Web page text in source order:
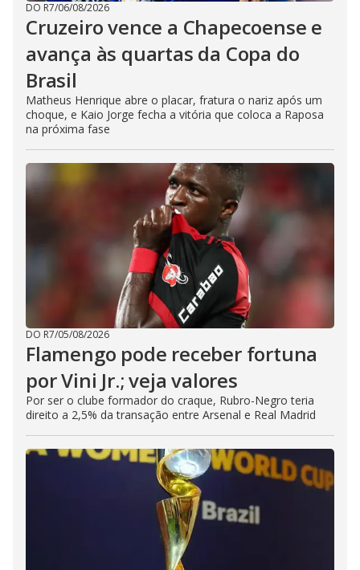
DO R7/06/08/2026
Cruzeiro vence a Chapecoense e
avança às quartas da Copa do
Brasil
Matheus Henrique abre o placar, fratura o nariz após um
choque, e Kaio Jorge fecha a vitória que coloca a Raposa
na próxima fase
DO R7/05/08/2026
Flamengo pode receber fortuna
por Vini Jr.; veja valores
Por ser o clube formador do craque, Rubro-Negro teria
direito a 2,5% da transação entre Arsenal e Real Madrid